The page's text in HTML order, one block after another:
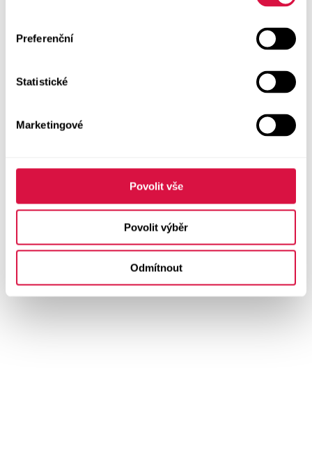
Preferenční
Statistické
Marketingové
Povolit vše
Povolit výběr
Odmítnout